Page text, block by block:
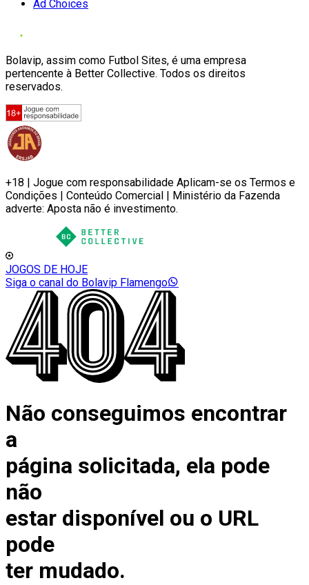
Ad Choices
Bolavip, assim como Futbol Sites, é uma empresa
pertencente à Better Collective. Todos os direitos
reservados.
+18 | Jogue com responsabilidade Aplicam-se os Termos e
Condições | Conteúdo Comercial | Ministério da Fazenda
adverte: Aposta não é investimento.
JOGOS DE HOJE
Siga o canal do Bolavip Flamengo
Não conseguimos encontrar
a
página solicitada, ela pode
não
estar disponível ou o URL
pode
ter mudado.